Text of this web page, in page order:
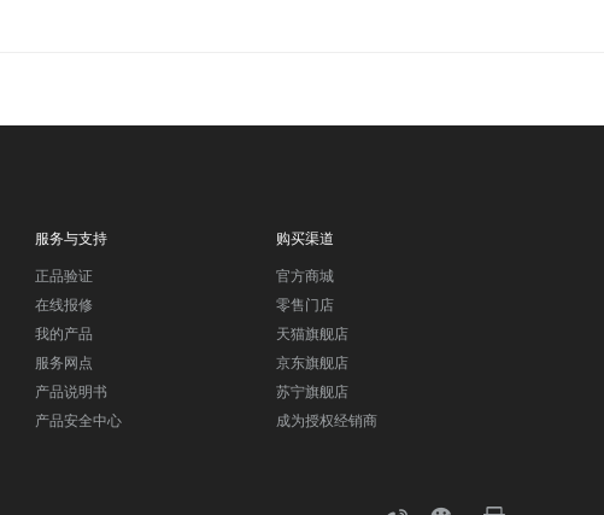
服务与支持
正品验证
在线报修
我的产品
服务网点
产品说明书
产品安全中心
购买渠道
官方商城
零售门店
天猫旗舰店
京东旗舰店
苏宁旗舰店
成为授权经销商